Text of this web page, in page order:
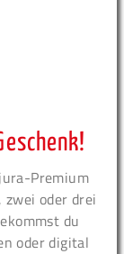
Premium
oder drei
du
oder digital